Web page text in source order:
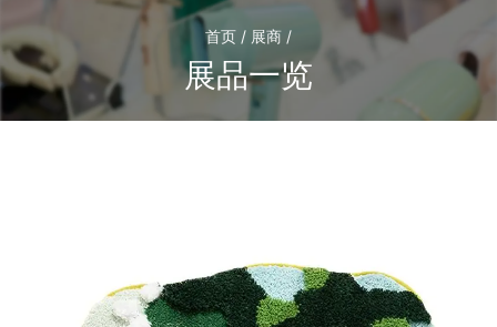
首页 / 展商 /
展品一览